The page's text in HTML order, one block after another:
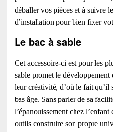
déballer vos pièces et à suivre
d’installation pour bien fixer
Le bac à sable
Cet accessoire-ci est pour les
sable promet le développement
leur créativité, d’où le fait qu’il
bas âge. Sans parler de sa
l’épanouissement chez
outils construire son propre